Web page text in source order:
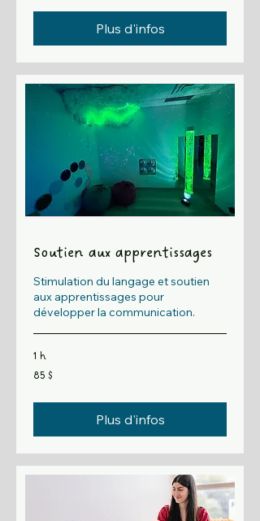
Plus d'infos
Soutien aux apprentissages
Stimulation du langage et soutien
aux apprentissages pour
développer la communication.
1 h
85 dollars
canadiens
85 $
Plus d'infos